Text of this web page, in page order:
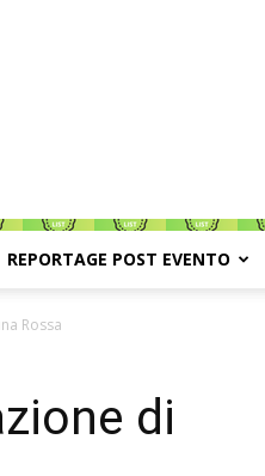
REPORTAGE POST EVENTO
Rossa
di